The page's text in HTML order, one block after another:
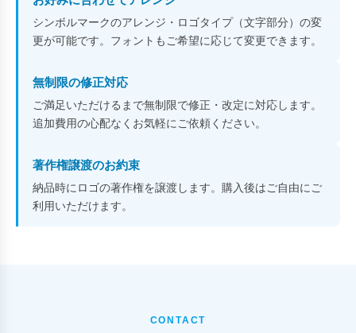
シンボルマークのアレンジ・ロゴタイプ（文字部分）の変
更が可能です。フォントもご希望に応じて変更できます。
無制限の修正対応
ご満足いただけるまで無制限で修正・改定に対応します。
追加費用の心配なくお気軽にご依頼ください。
著作権譲渡のお約束
納品時にロゴの著作権を譲渡します。購入後はご自由にご
利用いただけます。
CONTACT